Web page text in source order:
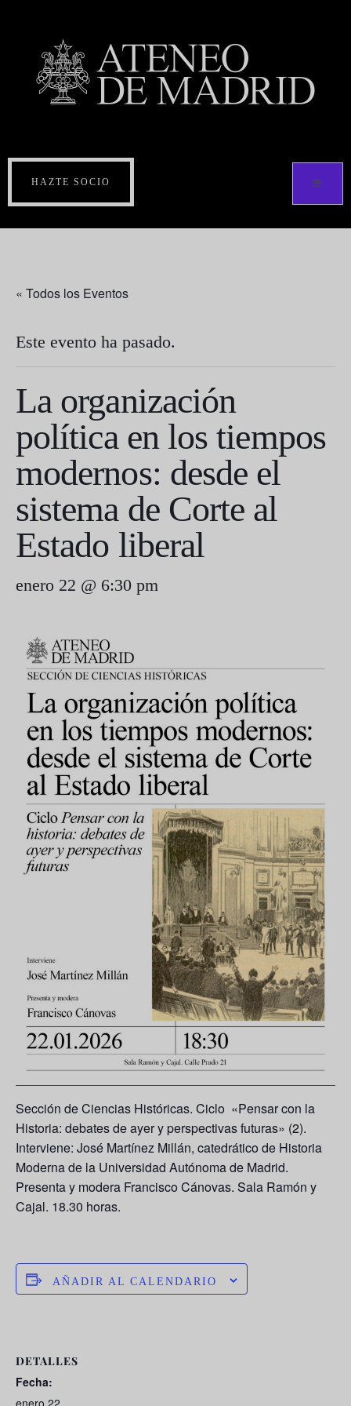
HAZTE SOCIO
« Todos los Eventos
Este evento ha pasado.
La organización
política en los tiempos
modernos: desde el
sistema de Corte al
Estado liberal
enero 22 @ 6:30 pm
Sección de Ciencias Históricas. Ciclo «Pensar con la
Historia: debates de ayer y perspectivas futuras» (2).
Interviene: José Martínez Millán, catedrático de Historia
Moderna de la Universidad Autónoma de Madrid.
Presenta y modera Francisco Cánovas. Sala Ramón y
Cajal. 18.30 horas.
AÑADIR AL CALENDARIO
DETALLES
Fecha: